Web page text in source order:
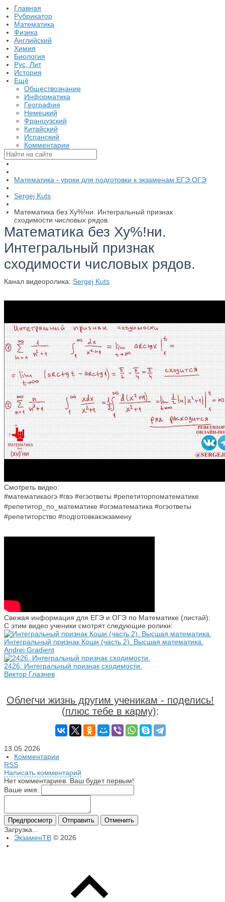
Главная
Рубрикатор
Математика
Физика
Английский
Химия
Биология
Рус, Лит
История
Ещё
Обществознание
Информатика
География
Немецкий
Французский
Китайский
Испанский
Комментарии
Математика - уроки для подготовки к экзаменам ЕГЭ ОГЭ
Sergej Kuts
Математика без Ху%!ни. Интегральный признак
сходимости числовых рядов.
Математика без Ху%!ни.
Интегральный признак
сходимости числовых рядов.
Канал видеоролика: Sergej Kuts
Смотреть видео:
#математикаогэ #гвэ #егэответы #репетиторпоматематике
#репетитор_по_математике #огэматематика #огэответы
#репетиторство #подготовкакэкзамену
Свежая информация для ЕГЭ и ОГЭ по Математике (листай):
С этим видео ученики смотрят следующие ролики:
Интегральный признак Коши (часть 2). Высшая математика.
Andrei Gradient
2426. Интегральный признак сходимости.
Виктор Глазнев
Облегчи жизнь другим ученикам - поделись!
(плюс тебе в карму):
13.05.2026
Комментарии
RSS
Написать комментарий
Нет комментариев. Ваш будет первым!
Ваше имя:
Загрузка...
ЭкзаменТВ © 2026